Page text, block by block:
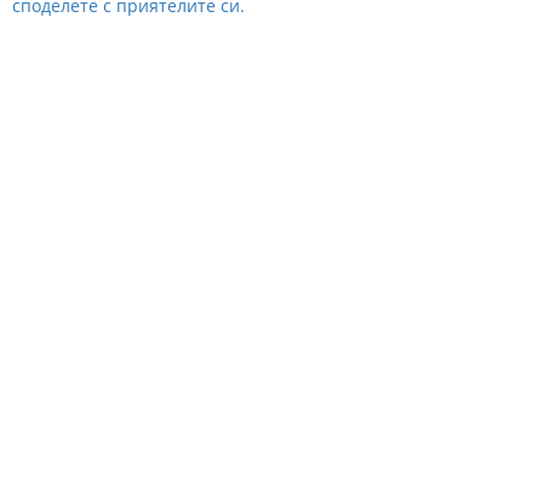
споделете с приятелите си.